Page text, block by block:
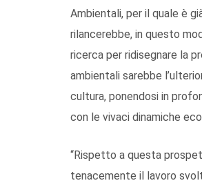
Ambientali, per il quale è
rilancerebbe, in questo
ricerca per ridisegnare la
ambientali sarebbe
cultura, ponendosi in
con le vivaci dinamiche
“Rispetto a questa
tenacemente il lavoro